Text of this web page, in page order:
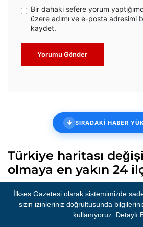
Bir dahaki sefere yorum
üzere adımı ve e-posta adresimi
kaydet.
Yorumu Gönder
SIRADAKİ HABER
Türkiye haritası
olmaya en yakın 24
Türkiye’de çeşitli kriterler
merkezine uzaklık ve ekonomik
karşılayan 24 ilçe, “il olmaya en yakın
aldı. Listenin başında Alanya ve Tarsus
İlkses Gazetesi olarak sistemimizde
sizin izinleriniz doğrultusunda
kullanıyoruz. Detaylı